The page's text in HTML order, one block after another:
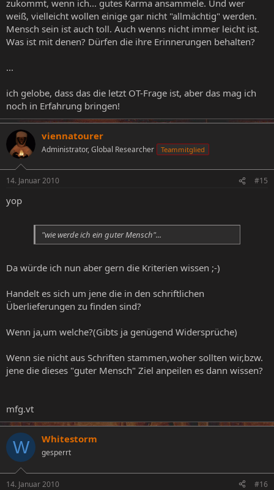
zukommt, wenn ich... gutes Karma ansammele. Und wer
weiß, vielleicht wollen einige gar nicht "allmächtig" werden.
Mensch sein ist auch toll. Auch wenns nicht immer leicht ist.
Was ist mit denen? Dürfen die ihre Erinnerungen behalten?
...
ich gelobe, dass das die letzt OT-Frage ist, aber das mag ich
noch in Erfahrung bringen!
viennatourer
Administrator, Global Researcher Teammitglied
14. Januar 2010 #15
yop
"wie werde ich ein guter Mensch"...
Da würde ich nun aber gern die Kriterien wissen ;-)
Handelt es sich um jene die in den schriftlichen
Überlieferungen zu finden sind?
Wenn ja,um welche?(Gibts ja genügend Widersprüche)
Wenn sie nicht aus Schriften stammen,woher sollten wir,bzw.
jene die dieses "guter Mensch" Ziel anpeilen es dann wissen?
mfg.vt
W Whitestorm
gesperrt
14. Januar 2010 #16